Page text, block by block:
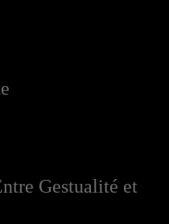
Gestualité et